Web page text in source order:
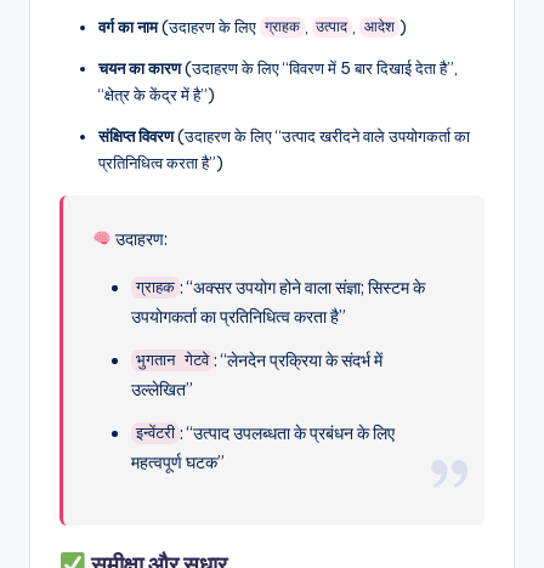
वर्ग का नाम(उदाहरण के लिए ग्राहक उत्पाद आदेश )
चयन का कारण(उदाहरण के लिए “विवरण में 5 बार दिखाई देता है”,
“क्षेत्र के केंद्र में है”)
संक्षिप्त विवरण(उदाहरण के लिए “उत्पाद खरीदने वाले उपयोगकर्ता का
प्रतिनिधित्व करता है”)
उदाहरण:
ग्राहक : “अक्सर उपयोग होने वाला संज्ञा; सिस्टम के
उपयोगकर्ता का प्रतिनिधित्व करता है”
भुगतान गेटवे : “लेनदेन प्रक्रिया के संदर्भ में
उल्लेखित”
इन्वेंटरी : “उत्पाद उपलब्धता के प्रबंधन के लिए
महत्वपूर्ण घटक”